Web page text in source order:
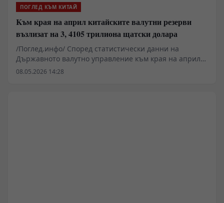
ПОГЛЕД КЪМ КИТАЙ
Kъм края на април китайските валутни резерви
възлизат на 3, 4105 трилиона щатски долара
/Поглед.инфо/ Според статистически данни на
Държавното валутно управление към края на април
2026 г. мащабът на китайските валутни резерви е
08.05.2026 14:28